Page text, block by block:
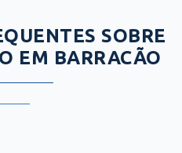
SOBRE
EM BARRACÃO